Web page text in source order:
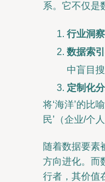
系。它不仅是
行业洞
数据索
中盲目
定制化
将‘海洋’的比
民’（企业/个
随着数据要素
方向进化。而
行者，其价值